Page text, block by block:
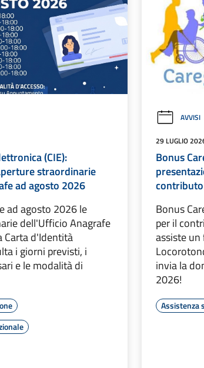
(CIE):
straordinarie
ad agosto 2026
ad agosto 2026 le
dell'Ufficio Anagrafe
Carta d'Identità
i giorni previsti, i
e le modalità di
AVVISI
29 LUGLIO
Bonus
Bonus
per il
assiste
invia la
2026!
Assistenza